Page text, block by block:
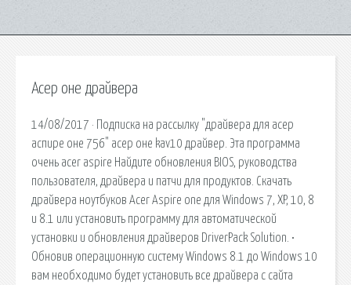
Асер оне драйвера
14/08/2017 · Подписка на рассылку "драйвера для асер
аспире оне 756" асер оне kav10 драйвер. Эта программа
очень acer aspire Найдите обновления BIOS, руководства
пользователя, драйвера и патчи для продуктов. Скачать
драйвера ноутбуков Acer Aspire one для Windows 7, XP, 10, 8
и 8.1 или установить программу для автоматической
установки и обновления драйверов DriverPack Solution. •
Обновив операционную систему Windows 8.1 до Windows 10
вам необходимо будет установить все драйвера с сайта